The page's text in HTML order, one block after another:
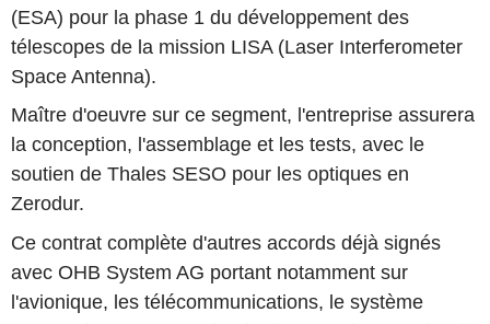
(ESA) pour la phase 1 du développement des
télescopes de la mission LISA (Laser Interferometer
Space Antenna).
Maître d'oeuvre sur ce segment, l'entreprise assurera
la conception, l'assemblage et les tests, avec le
soutien de Thales SESO pour les optiques en
Zerodur.
Ce contrat complète d'autres accords déjà signés
avec OHB System AG portant notamment sur
l'avionique, les télécommunications, le système